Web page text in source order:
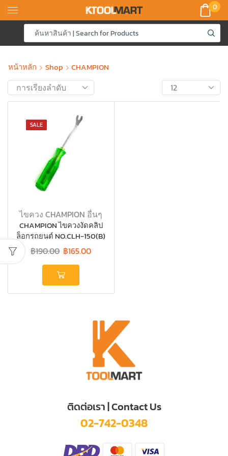
0
หน้าหลัก Shop CHAMPION
SALE
ไขควง CHAMPION อื่นๆ
CHAMPION ไขควงงัดคลิป
ล็อกรถยนต์ NO.CLH-150(B)
฿190.00 ฿165.00
ติดต่อเรา | Contact Us
02-742-0348